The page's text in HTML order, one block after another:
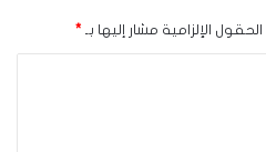
الحقول الإلزامية مشار إليها بـ *